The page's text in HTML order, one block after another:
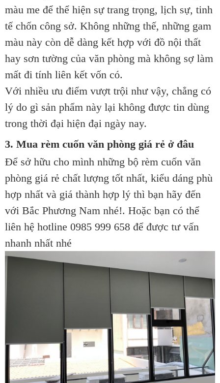
màu me để thể hiện sự trang trọng, lịch sự, tinh
tế chốn công sở. Không những thế, những gam
màu này còn dễ dàng kết hợp với đồ nội thất
hay sơn tường của văn phòng mà không sợ làm
mất đi tính liên kết vốn có.
Với nhiều ưu điểm vượt trội như vậy, chẳng có
lý do gì sản phẩm này lại không được tin dùng
trong thời đại hiện đại ngày nay.
3. Mua rèm cuốn văn phòng giá rẻ ở đâu
Để sở hữu cho mình những bộ rèm cuốn văn
phòng giá rẻ chất lượng tốt nhất, kiểu dáng phù
hợp nhất và giá thành hợp lý thì bạn hãy đến
với Bắc Phương Nam nhé!. Hoặc bạn có thể
liên hệ hotline 0985 999 658 để được tư vấn
nhanh nhất nhé